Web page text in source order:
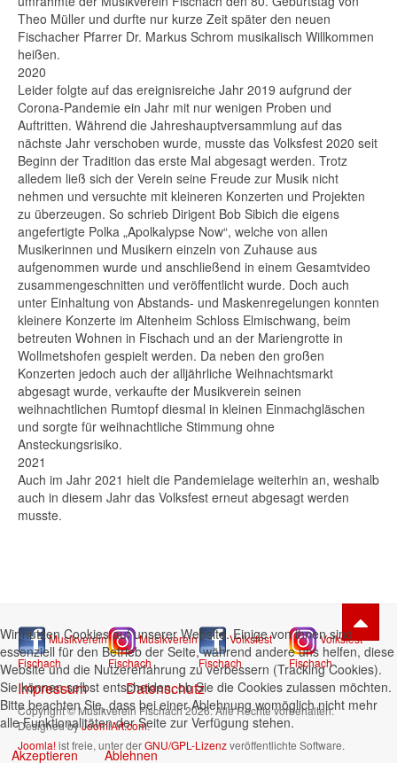
Theo Müller und durfte nur kurze Zeit später den neuen
Fischacher Pfarrer Dr. Markus Schrom musikalisch Willkommen
heißen.
2020
Leider folgte auf das ereignisreiche Jahr 2019 aufgrund der
Corona-Pandemie ein Jahr mit nur wenigen Proben und
Auftritten. Während die Jahreshauptversammlung auf das
nächste Jahr verschoben wurde, musste das Volksfest 2020 seit
Beginn der Tradition das erste Mal abgesagt werden. Trotz
alledem ließ sich der Verein seine Freude zur Musik nicht
nehmen und versuchte mit kleineren Konzerten und Projekten
zu überzeugen. So schrieb Dirigent Bob Sibich die eigens
angefertigte Polka „Apolkalypse Now“, welche von allen
Musikerinnen und Musikern einzeln von Zuhause aus
aufgenommen wurde und anschließend in einem Gesamtvideo
zusammengeschnitten und veröffentlicht wurde. Doch auch
unter Einhaltung von Abstands- und Maskenregelungen konnten
kleinere Konzerte im Altenheim Schloss Elmischwang, beim
betreuten Wohnen in Fischach und an der Mariengrotte in
Wollmetshofen gespielt werden. Da neben den großen
Konzerten jedoch auch der alljährliche Weihnachtsmarkt
abgesagt wurde, verkaufte der Musikverein seinen
weihnachtlichen Rumtopf diesmal in kleinen Einmachgläschen
und sorgte für weihnachtliche Stimmung ohne
Ansteckungsrisiko.
2021
Auch im Jahr 2021 hielt die Pandemielage weiterhin an, weshalb
auch in diesem Jahr das Volksfest erneut abgesagt werden
musste.
Musikverein
Fischach
Musikverein
Fischach
Volksfest
Fischach
Volksfest
Fischach
Impressum Datenschutz
Copyright © Musikverein Fischach 2026. Alle Rechte vorbehalten.
Designed byJoomlArt.com.
Joomla!ist freie, unter derGNU/GPL-Lizenzveröffentlichte Software.
Wir nutzen Cookies auf unserer Website. Einige von ihnen sind
essenziell für den Betrieb der Seite, während andere uns helfen, diese
Website und die Nutzererfahrung zu verbessern (Tracking Cookies).
Sie können selbst entscheiden, ob Sie die Cookies zulassen möchten.
Bitte beachten Sie, dass bei einer Ablehnung womöglich nicht mehr
alle Funktionalitäten der Seite zur Verfügung stehen.
Akzeptieren
Ablehnen